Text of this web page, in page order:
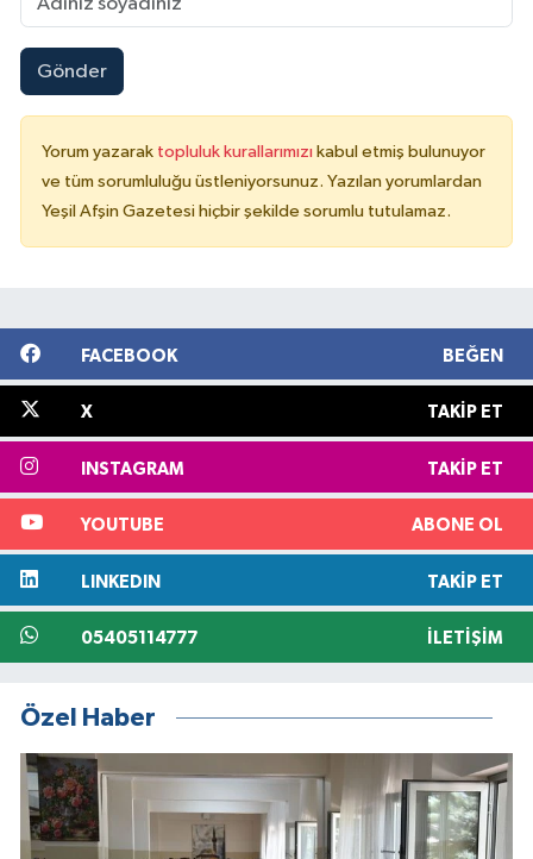
Gönder
Yorum yazarak topluluk kurallarımızı kabul etmiş bulunuyor
ve tüm sorumluluğu üstleniyorsunuz. Yazılan yorumlardan
Yeşil Afşin Gazetesi hiçbir şekilde sorumlu tutulamaz.
FACEBOOK BEĞEN
X TAKIP ET
INSTAGRAM TAKIP ET
YOUTUBE ABONE OL
LINKEDIN TAKIP ET
05405114777 İLETIŞIM
Özel Haber